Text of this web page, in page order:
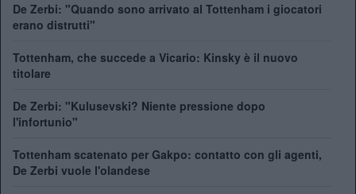
De Zerbi: "Quando sono arrivato al Tottenham i giocatori
erano distrutti"
Tottenham, che succede a Vicario: Kinsky è il nuovo
titolare
De Zerbi: "Kulusevski? Niente pressione dopo
l'infortunio"
Tottenham scatenato per Gakpo: contatto con gli agenti,
De Zerbi vuole l'olandese